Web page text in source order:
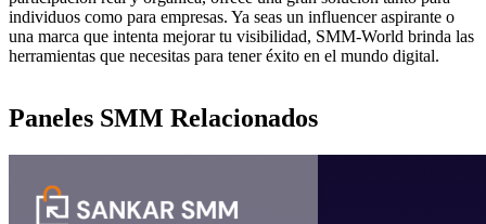
individuos como para empresas. Ya seas un influencer aspirante o
una marca que intenta mejorar tu visibilidad, SMM-World brinda las
herramientas que necesitas para tener éxito en el mundo digital.
Paneles SMM Relacionados